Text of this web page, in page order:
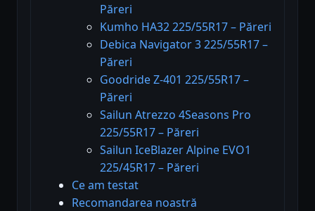
Păreri
Kumho HA32 225/55R17 – Păreri
Debica Navigator 3 225/55R17 –
Păreri
Goodride Z-401 225/55R17 –
Păreri
Sailun Atrezzo 4Seasons Pro
225/55R17 – Păreri
Sailun IceBlazer Alpine EVO1
225/45R17 – Păreri
Ce am testat
Recomandarea noastră